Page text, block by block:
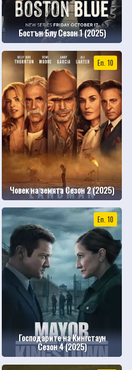
Бостън Блу Сезон 1 (2025)
Еп. 10
Човек на земята Сезон 2 (2025)
Еп. 10
Господарите на Кингстаун
Сезон 4 (2025)